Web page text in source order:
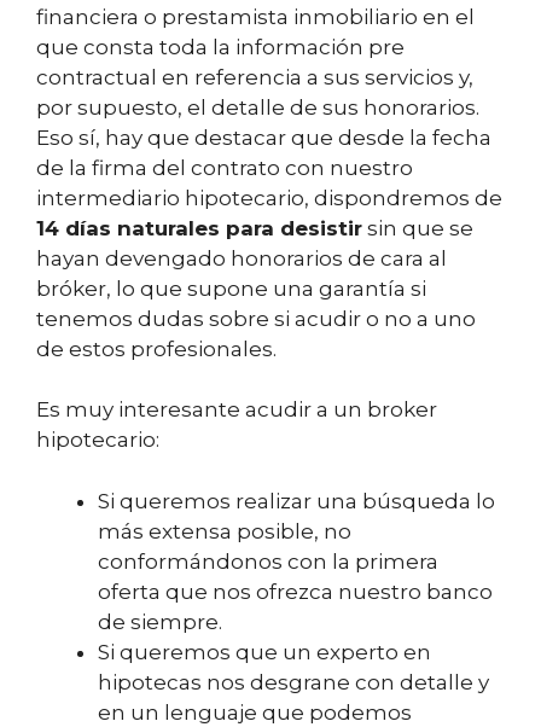
financiera o prestamista inmobiliario en el
que consta toda la información pre
contractual en referencia a sus servicios y,
por supuesto, el detalle de sus honorarios.
Eso sí, hay que destacar que desde la fecha
de la firma del contrato con nuestro
intermediario hipotecario, dispondremos de
14 días naturales para desistir sin que se
hayan devengado honorarios de cara al
bróker, lo que supone una garantía si
tenemos dudas sobre si acudir o no a uno
de estos profesionales.
Es muy interesante acudir a un broker
hipotecario:
Si queremos realizar una búsqueda lo
más extensa posible, no
conformándonos con la primera
oferta que nos ofrezca nuestro banco
de siempre.
Si queremos que un experto en
hipotecas nos desgrane con detalle y
en un lenguaje que podemos